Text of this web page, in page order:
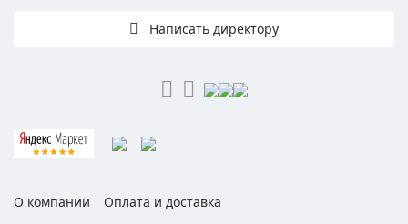
Написать директору
О компании
Оплата и доставка